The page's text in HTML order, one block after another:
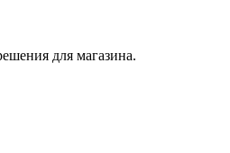
для магазина.